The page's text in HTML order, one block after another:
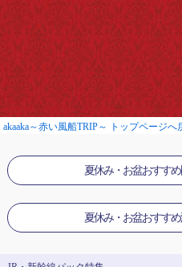
akaaka～赤い風船TRIP～ トップページへ
夏休み・お盆おすす
夏休み・お盆おすす